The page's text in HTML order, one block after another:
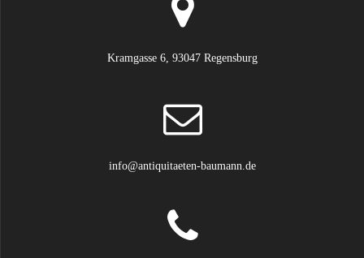
Kramgasse 6, 93047 Regensburg
info@antiquitaeten-baumann.de